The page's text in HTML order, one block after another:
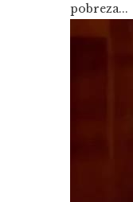
pobreza...